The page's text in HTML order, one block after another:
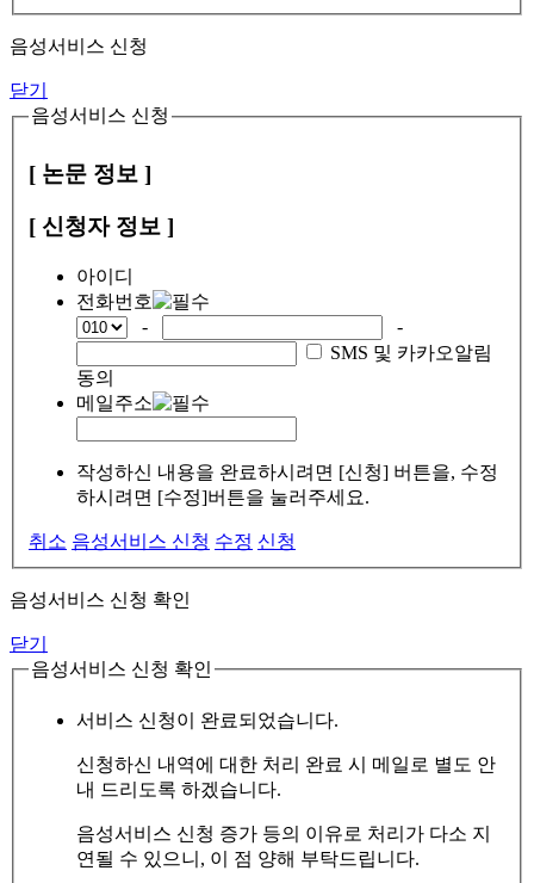
음성서비스 신청
닫기
음성서비스 신청
[ 논문 정보 ]
[ 신청자 정보 ]
아이디
전화번호
-
-
SMS 및 카카오알림
동의
메일주소
작성하신 내용을 완료하시려면 [신청] 버튼을, 수정
하시려면 [수정]버튼을 눌러주세요.
취소 음성서비스 신청 수정 신청
음성서비스 신청 확인
닫기
음성서비스 신청 확인
서비스 신청이 완료되었습니다.
신청하신 내역에 대한 처리 완료 시 메일로 별도 안
내 드리도록 하겠습니다.
음성서비스 신청 증가 등의 이유로 처리가 다소 지
연될 수 있으니, 이 점 양해 부탁드립니다.